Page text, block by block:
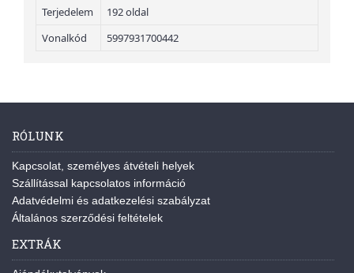
Terjedelem
192 oldal
Vonalkód
5997931700442
RÓLUNK
Kapcsolat, személyes átvételi helyek
Szállítással kapcsolatos információ
Adatvédelmi és adatkezelési szabályzat
Általános szerződési feltételek
EXTRÁK